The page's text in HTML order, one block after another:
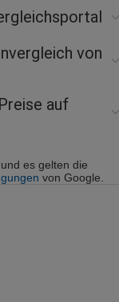
von
auf
es gelten die
von Google.